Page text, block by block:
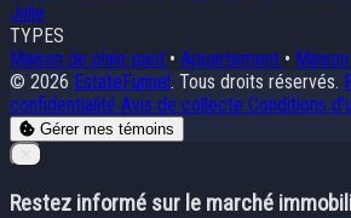
Julie
TYPES
Maison de plain-pied • Appartement •
© 2026 EstateFunnel. Tous droits réservés.
confidentialité Avis de collecte Conditions
Gérer mes témoins
Close
Restez informé sur le marché